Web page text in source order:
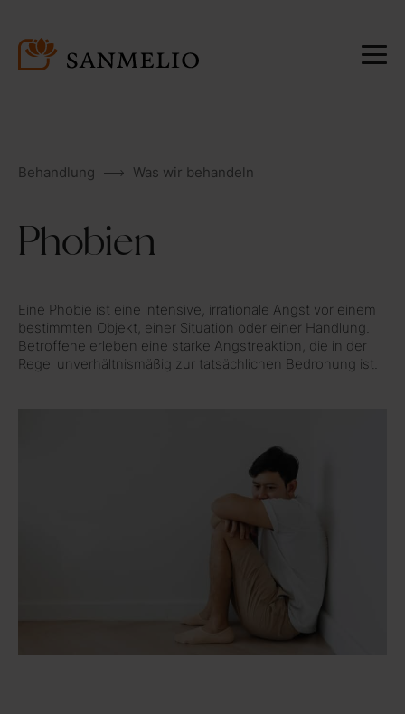
Behandlung Was wir behandeln
Phobien
Eine Phobie ist eine intensive, irrationale Angst vor einem
bestimmten Objekt, einer Situation oder einer Handlung.
Betroffene erleben eine starke Angstreaktion, die in der
Regel unverhältnismäßig zur tatsächlichen Bedrohung ist.